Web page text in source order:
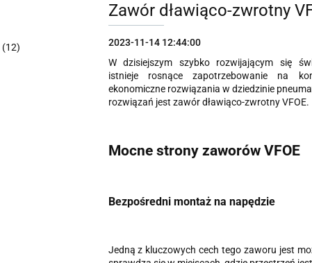
(12)
Zawór dławiąco-zwrotny
2023-11-14 12:44:00
W dzisiejszym szybko rozwijającym się
istnieje rosnące zapotrzebowanie na
ekonomiczne rozwiązania w dziedzinie
rozwiązań jest zawór dławiąco-zwrotny VFOE.
Mocne strony zaworów VFOE
Bezpośredni montaż na napędzie
Jedną z kluczowych cech tego zaworu jest